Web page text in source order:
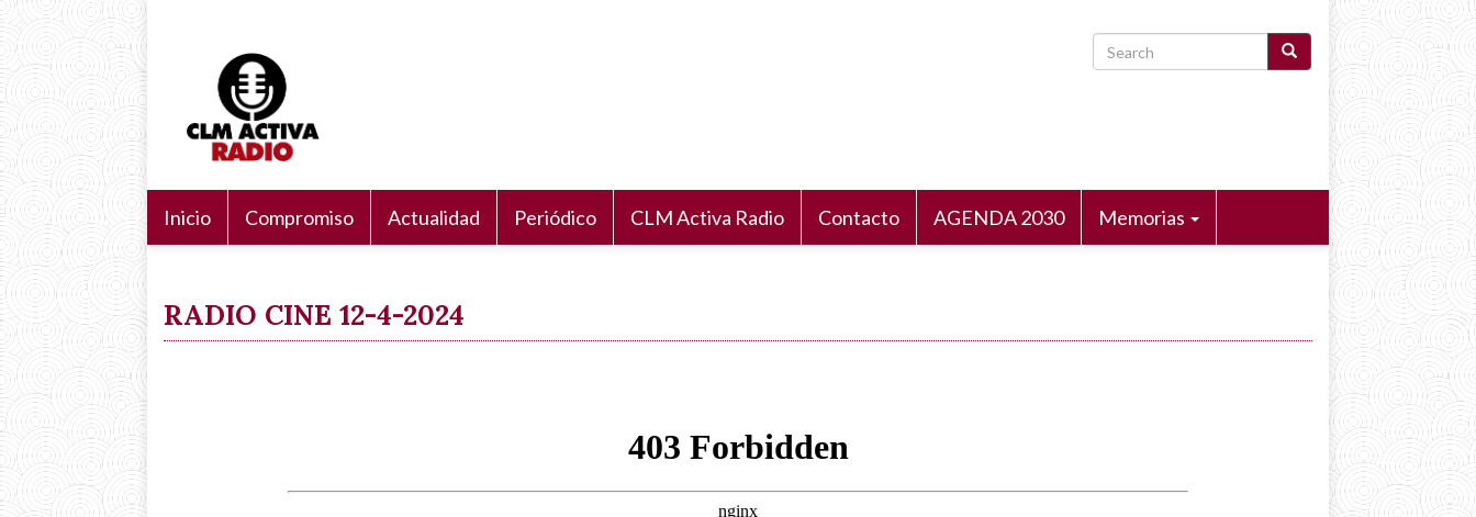
Pasar
al
contenido
principal
principal
Inicio Compromiso Actualidad Periódico CLM Activa Radio Contacto AGENDA 2030 Memorias
Buscar
Search
RADIO CINE 12-4-2024